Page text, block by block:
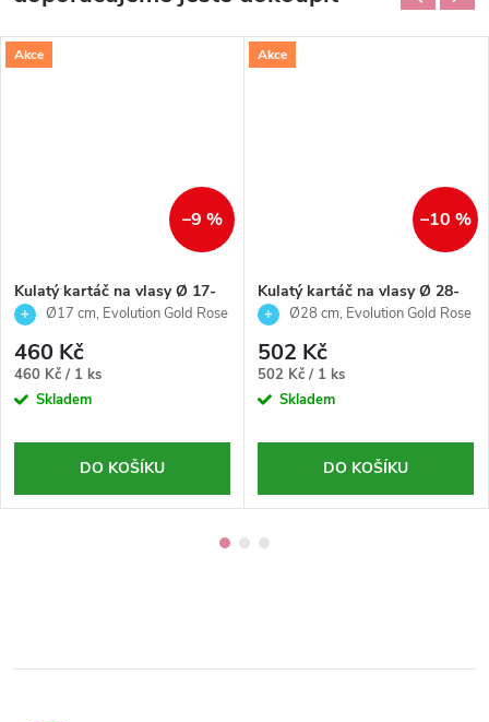
Akce
–9 %
Kulatý kartáč na vlasy Ø 17-
Evolution Gold Rose-Termix
Ø17 cm, Evolution Gold Rose
460 Kč
Měrná
cena:
460 Kč / 1 ks
Skladem
DO KOŠÍKU
Akce
–10 %
Kulatý kartáč na vlasy Ø 28-
Evolution Gold Rose-Termix
Ø28 cm, Evolution Gold Rose
502 Kč
Měrná
cena:
502 Kč / 1 ks
Skladem
DO KOŠÍKU